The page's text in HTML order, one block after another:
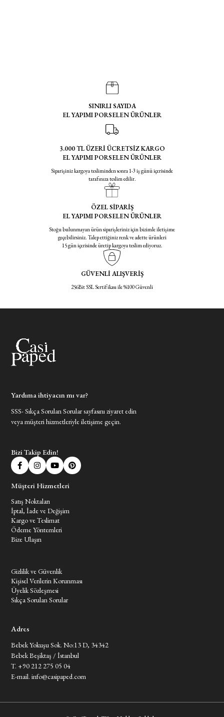
SINIRLI SAYIDA
EL YAPIMI PORSELEN ÜRÜNLER
3.000 TL ÜZERİ ÜCRETSİZ KARGO
EL YAPIMI PORSELEN ÜRÜNLER
Siparişiniz kargoya tesliminden sonra 1-3 iş günü içerisinde
tarafınıza teslim edilir.
ÖZEL SİPARİŞ
EL YAPIMI PORSELEN ÜRÜNLER
Stoğu bulunmayan ürün siparişleriniz için bizimle iletişime
geçebilirsiniz. Talep ettiğiniz renk ve adette ürünleri
15 gün içerisinde üretip kargoya teslim ediyoruz.
GÜVENLİ ALIŞVERİŞ
256Bit SSL Sertifikası ile %100 Güvenli
Yardıma ihtiyacın mı var?
SSS- Sıkça Sorulan Sorular sayfasını ziyaret edin
veya müşteri hizmetleriyle iletişime geçin.
Bizi Takip Edin!
Müşteri Hizmetleri
Satış Noktaları
İptal, İade ve Değişim
Kargo ve Teslimat
Ödeme Yöntemleri
Bize Ulaşın
Gizlilik ve Güvenlik
Kişisel Verilerin Korunması
Üyelik Sözleşmesi
Sıkça Sorulan Sorular
Adres
Bebek Yokuşu Sok. No:13 D, 34342
Bebek Beşiktaş / İstanbul
T. +90 212 275 05 04
E-mail.info@casipaped.com